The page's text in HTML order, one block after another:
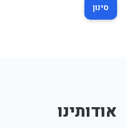
סינון
אודותינו